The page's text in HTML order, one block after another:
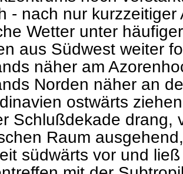
- nach nur
Wetter unter
aus Südwest weiter
näher am
Norden näher an
ostwärts
Schlußdekade drang,
Raum
südwärts vor und